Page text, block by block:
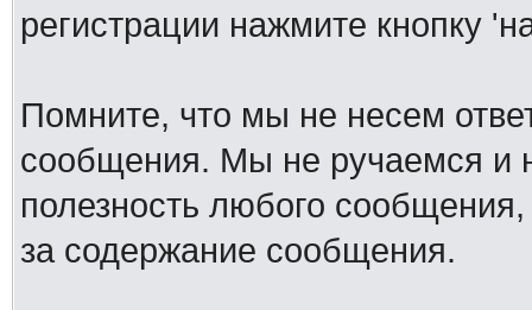
регистрации нажмите кнопку
Помните, что мы не несем
сообщения. Мы не ручаемся и
полезность любого
за содержание сообщения.